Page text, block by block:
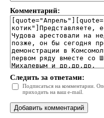
Комментарий:
Следить за ответами:
Подписаться на комментарии.
приходить на ваш e-mail.